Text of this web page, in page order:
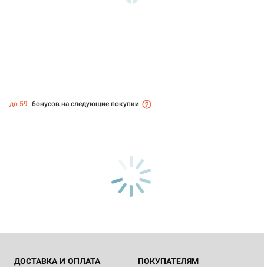
до 59 бонусов на следующие покупки
ДОСТАВКА И ОПЛАТА ПОКУПАТЕЛЯМ